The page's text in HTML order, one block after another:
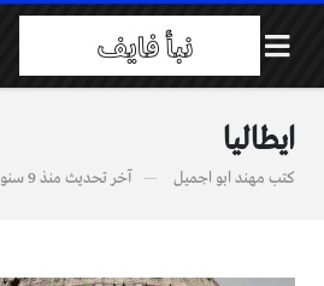
ايطاليا
كتب مهند ابو اجميل آخر تحديث منذ 9 سنوات